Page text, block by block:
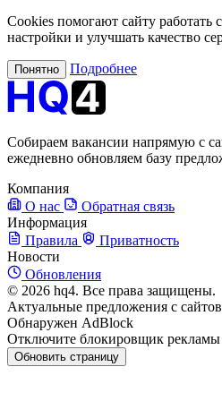
Cookies помогают сайту работать
настройки и улучшать качество
Понятно Подробнее
Собираем вакансии напрямую с
ежедневно обновляем базу
Компания
О нас
Обратная связь
Информация
Правила
Приватность
Новости
Обновления
© 2026 hq4. Все права защищены.
Актуальные предложения с
Обнаружен AdBlock
Отключите блокировщик рекламы
Обновить страницу